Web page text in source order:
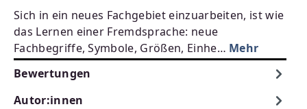
Sich in ein neues Fachgebiet einzuarbeiten, ist wie
das Lernen einer Fremdsprache: neue
Fachbegriffe, Symbole, Größen, Einhe… Mehr
Bewertungen
Autor:innen